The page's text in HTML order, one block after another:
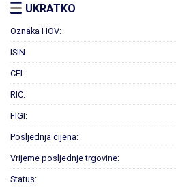
UKRATKO
Oznaka HOV:
ISIN:
CFI:
RIC:
FIGI:
Posljednja cijena:
Vrijeme posljednje trgovine:
Status: